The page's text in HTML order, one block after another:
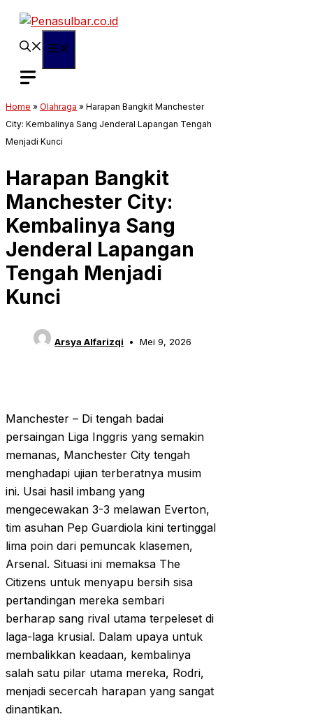
Langsung
Home » Olahraga » Harapan Bangkit Manchester
City: Kembalinya Sang Jenderal Lapangan Tengah
Menjadi Kunci
Harapan Bangkit
Manchester City:
Kembalinya Sang
Jenderal Lapangan
Tengah Menjadi
Kunci
Arsya Alfarizqi Mei 9, 2026
Manchester – Di tengah badai
persaingan Liga Inggris yang semakin
memanas, Manchester City tengah
menghadapi ujian terberatnya musim
ini. Usai hasil imbang yang
mengecewakan 3-3 melawan Everton,
tim asuhan Pep Guardiola kini tertinggal
lima poin dari pemuncak klasemen,
Arsenal. Situasi ini memaksa The
Citizens untuk menyapu bersih sisa
pertandingan mereka sembari
berharap sang rival utama terpeleset di
laga-laga krusial. Dalam upaya untuk
membalikkan keadaan, kembalinya
salah satu pilar utama mereka, Rodri,
menjadi secercah harapan yang sangat
dinantikan.